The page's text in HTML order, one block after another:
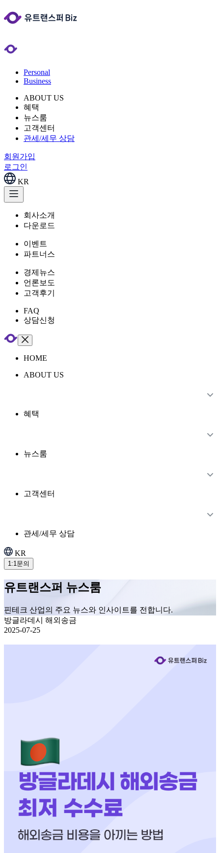
Personal
Business
ABOUT US
혜택
뉴스룸
고객센터
관세/세무 상담
회원가입
로그인
KR
회사소개
다운로드
이벤트
파트너스
경제뉴스
언론보도
고객후기
FAQ
상담신청
HOME
ABOUT US
혜택
뉴스룸
고객센터
관세/세무 상담
KR
1:1문의
유트랜스퍼 뉴스룸
핀테크 산업의 주요 뉴스와 인사이트를 전합니다.
방글라데시 해외송금
2025-07-25